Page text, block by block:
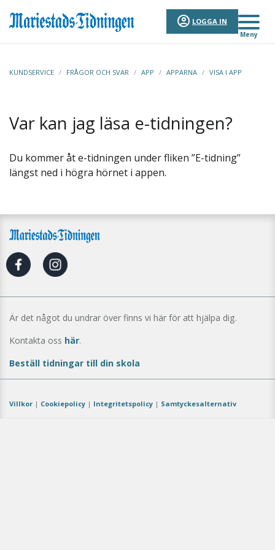
LOGGA IN
Meny
KUNDSERVICE / FRÅGOR OCH SVAR / APP / APPARNA / VISA I APP
Var kan jag läsa e-tidningen?
Du kommer åt e-tidningen under fliken ”E-tidning”
längst ned i högra hörnet i appen.
Är det något du undrar över finns vi här för att hjälpa dig.
Kontakta oss här.
Beställ tidningar till din skola
Villkor | Cookiepolicy | Integritetspolicy | Samtyckesalternativ